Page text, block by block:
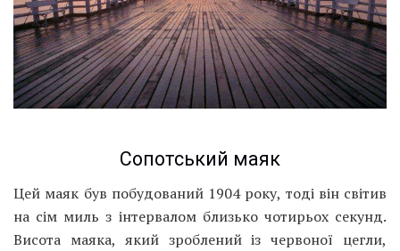
Сопотський маяк
Цей маяк був побудований 1904 року, тоді він світив
на сім миль з інтервалом близько чотирьох секунд.
Висота маяка, який зроблений із червоної цегли,